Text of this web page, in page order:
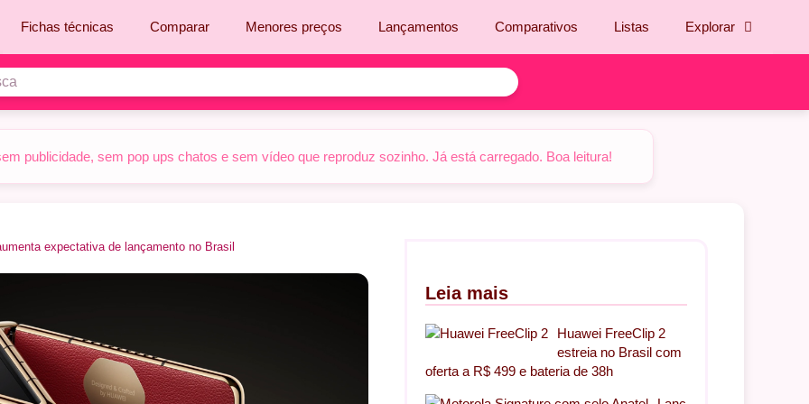
Fichas técnicas Comparar Menores preços Lançamentos Comparativos Listas Explorar
publicidade, sem pop ups chatos e sem vídeo que reproduz sozinho. Já está carregado. Boa leitura!
expectativa de lançamento no Brasil
Leia mais
Huawei FreeClip 2
estreia no Brasil com
oferta a R$ 499 e bateria de 38h